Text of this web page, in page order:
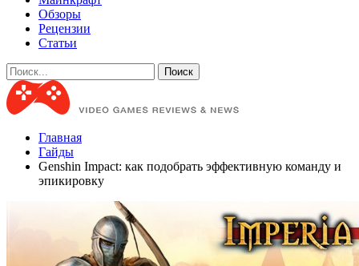
Обзоры
Рецензии
Статьи
Главная
Гайды
Genshin Impact: как подобрать эффективную команду и
эпикировку